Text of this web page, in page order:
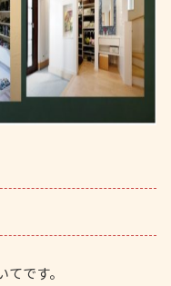
です。